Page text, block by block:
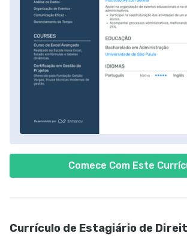
Comece Com Este
Currículo de Estagiário de